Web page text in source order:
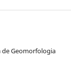
de Geomorfologia